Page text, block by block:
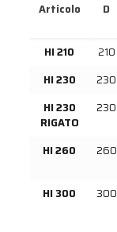
Articolo D
HI 210
210
HI 230
230
HI 230
RIGATO
230
HI 260 260
HI 300 300